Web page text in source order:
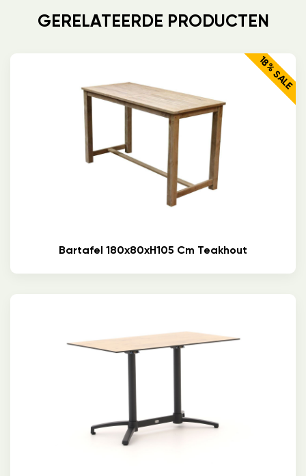
GERELATEERDE PRODUCTEN
18% SALE
Bartafel 180x80xH105 Cm Teakhout